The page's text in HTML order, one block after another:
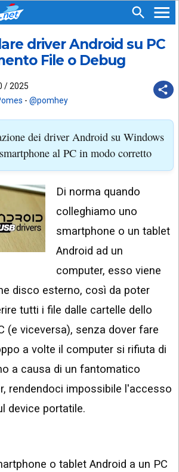
driver Android su PC
File o Debug
/ 2025
- @pomhey
dei driver Android su Windows
al PC in modo corretto
Di norma quando
colleghiamo uno
smartphone o un tablet
Android ad un
computer, esso viene
disco esterno, così da poter
tutti i file dalle cartelle dello
(e viceversa), senza dover fare
a volte il computer si rifiuta di
a causa di un fantomatico
rendendoci impossibile l'accesso
device portatile.
o tablet Android a un PC